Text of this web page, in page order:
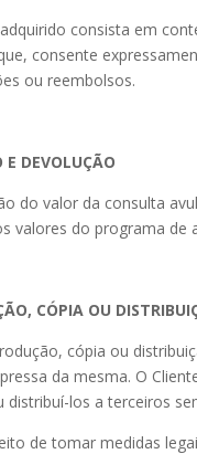
consista em
consente
ou reembolsos.
E DEVOLUÇÃO
do valor da consulta
valores do programa de
CÓPIA OU
cópia ou
da mesma. O
los a terceiros
de tomar medidas